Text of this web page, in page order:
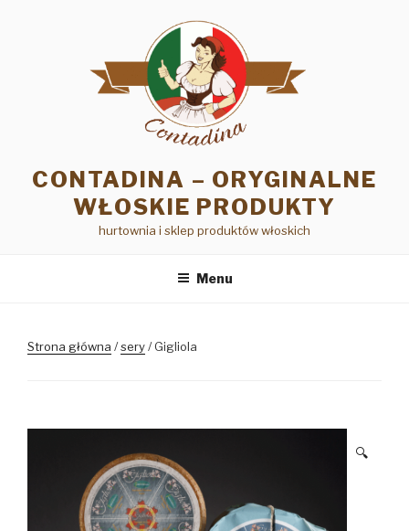
CONTADINA – ORYGINALNE
WŁOSKIE PRODUKTY
hurtownia i sklep produktów włoskich
Menu
Strona główna /sery/ Gigliola
🔍